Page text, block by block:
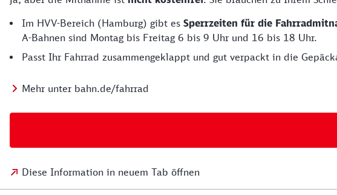
Im HVV-Bereich (Hamburg) gibt es Sperrzeiten für die
A-Bahnen sind Montag bis Freitag 6 bis 9 Uhr und 16 bis 18 Uhr.
Passt Ihr Fahrrad zusammengeklappt und gut verpackt in die
Mehr unter bahn.de/fahrrad
Diese Information in neuem Tab öffnen